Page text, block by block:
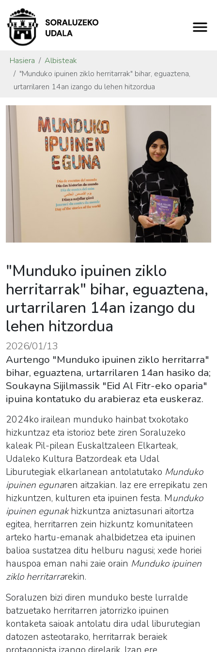
Hasiera
Albisteak
"Munduko ipuinen ziklo herritarrak" bihar, eguaztena,
urtarrilaren 14an izango du lehen hitzordua
"Munduko ipuinen ziklo
herritarrak" bihar, eguaztena,
urtarrilaren 14an izango du
lehen hitzordua
2026/01/13
Aurtengo "Munduko ipuinen ziklo herritarra"
bihar, eguaztena, urtarrilaren 14an hasiko da;
Soukayna Sijilmassik "Eid Al Fitr-eko oparia"
ipuina kontatuko du arabieraz eta euskeraz.
2024ko irailean munduko hainbat txokotako
hizkuntzaz eta istorioz bete ziren Soraluzeko
kaleak Pil-pilean Euskaltzaleen Elkarteak,
Udaleko Kultura Batzordeak eta Udal
Liburutegiak elkarlanean antolatutako Munduko
ipuinen egunaren aitzakian. Iaz ere errepikatu zen
hizkuntzen, kulturen eta ipuinen festa. Munduko
ipuinen egunakhizkuntza aniztasunari aitortza
egitea, herritarren zein hizkuntz komunitateen
arteko hartu-emanak ahalbidetzea eta ipuinen
balioa sustatzea ditu helburu nagusi; xede horiei
hauspoa eman nahi zaie orain Munduko ipuinen
ziklo herritarrarekin.
Soraluzen bizi diren munduko beste lurralde
batzuetako herritarren jatorrizko ipuinen
kontaketa saioak antolatu dira udal liburutegian
datozen asteotarako, herritarrak beraiek